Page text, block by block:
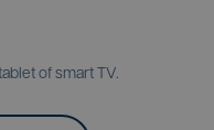
of smart TV.